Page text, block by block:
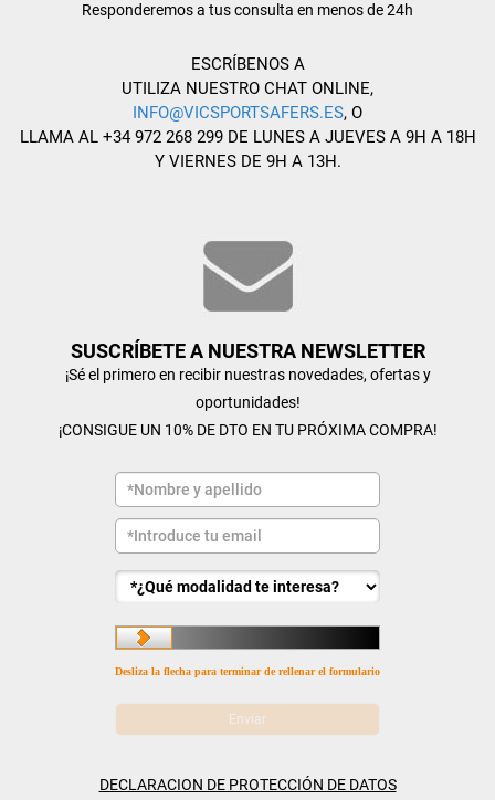
Responderemos a tus consulta en menos de 24h
ESCRÍBENOS A
UTILIZA NUESTRO CHAT ONLINE,
INFO@VICSPORTSAFERS.ES, O
LLAMA AL +34 972 268 299 DE LUNES A JUEVES A 9H A 18H
Y VIERNES DE 9H A 13H.
SUSCRÍBETE A NUESTRA NEWSLETTER
¡Sé el primero en recibir nuestras novedades, ofertas y
oportunidades!
¡CONSIGUE UN 10% DE DTO EN TU PRÓXIMA COMPRA!
Desliza la flecha para terminar de rellenar el formulario
DECLARACION DE PROTECCIÓN DE DATOS